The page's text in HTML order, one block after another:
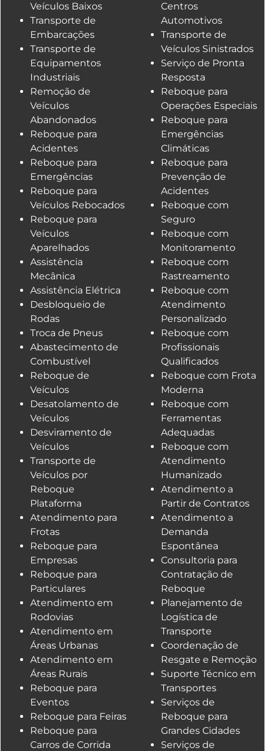
Veículos Baixos
Transporte de
Embarcações
Transporte de
Equipamentos
Industriais
Remoção de
Veículos
Abandonados
Reboque para
Acidentes
Reboque para
Emergências
Reboque para
Veículos Rebocados
Reboque para
Veículos
Aparelhados
Assistência
Mecânica
Assistência Elétrica
Desbloqueio de
Rodas
Troca de Pneus
Abastecimento de
Combustível
Reboque de
Veículos
Desatolamento de
Veículos
Desviramento de
Veículos
Transporte de
Veículos por
Reboque
Plataforma
Atendimento para
Frotas
Reboque para
Empresas
Reboque para
Particulares
Atendimento em
Rodovias
Atendimento em
Áreas Urbanas
Atendimento em
Áreas Rurais
Reboque para
Eventos
Reboque para Feiras
Reboque para
Carros de Corrida
Centros
Automotivos
Transporte de
Veículos Sinistrados
Serviço de Pronta
Resposta
Reboque para
Operações Especiais
Reboque para
Emergências
Climáticas
Reboque para
Prevenção de
Acidentes
Reboque com
Seguro
Reboque com
Monitoramento
Reboque com
Rastreamento
Reboque com
Atendimento
Personalizado
Reboque com
Profissionais
Qualificados
Reboque com Frota
Moderna
Reboque com
Ferramentas
Adequadas
Reboque com
Atendimento
Humanizado
Atendimento a
Partir de Contratos
Atendimento a
Demanda
Espontânea
Consultoria para
Contratação de
Reboque
Planejamento de
Logística de
Transporte
Coordenação de
Resgate e Remoção
Suporte Técnico em
Transportes
Serviços de
Reboque para
Grandes Cidades
Serviços de